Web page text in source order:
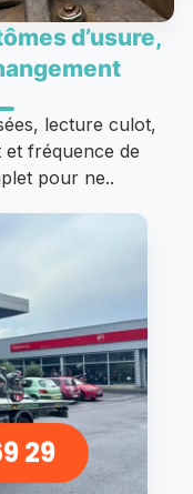
d’usure,
lecture culot,
et fréquence de
pour ne..
29